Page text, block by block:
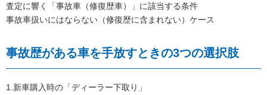
査定に響く「事故車（修復歴車）」に該当する条件
事故車扱いにはならない（修復歴に含まれない）ケース
事故歴がある車を手放すときの3つの選択肢
1.新車購入時の「ディーラー下取り」